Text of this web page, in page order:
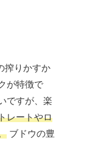
搾りかすか
が特徴で
ですが、楽
レートやロ
ブドウの豊